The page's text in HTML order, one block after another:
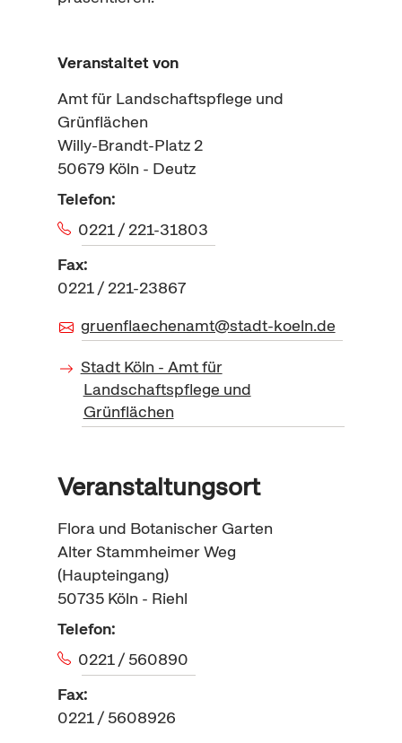
Veranstaltet von
Amt für Landschaftspflege und
Grünflächen
Willy-Brandt-Platz 2
50679 Köln - Deutz
Telefon:
0221 / 221-31803
Fax:
0221 / 221-23867
gruenflaechenamt@stadt-koeln.de
Stadt Köln - Amt für
Landschaftspflege und
Grünflächen
Veranstaltungsort
Flora und Botanischer Garten
Alter Stammheimer Weg
(Haupteingang)
50735 Köln - Riehl
Telefon:
0221 / 560890
Fax:
0221 / 5608926